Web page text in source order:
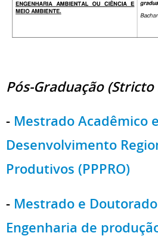
Pós-Graduação (Stricto
- Mestrado Acadêmico
Desenvolvimento
Produtivos (PPPRO)
- Mestrado e
Engenharia de